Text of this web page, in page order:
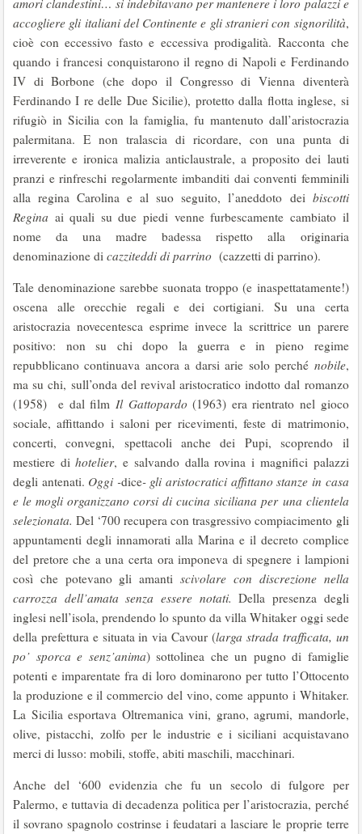
amori clandestini… si indebitavano per mantenere i loro palazzi e
accogliere gli italiani del Continente e gli stranieri con signorilità,
cioè con eccessivo fasto e eccessiva prodigalità. Racconta che
quando i francesi conquistarono il regno di Napoli e Ferdinando
IV di Borbone (che dopo il Congresso di Vienna diventerà
Ferdinando I re delle Due Sicilie), protetto dalla flotta inglese, si
rifugiò in Sicilia con la famiglia, fu mantenuto dall’aristocrazia
palermitana. E non tralascia di ricordare, con una punta di
irreverente e ironica malizia anticlaustrale, a proposito dei lauti
pranzi e rinfreschi regolarmente imbanditi dai conventi femminili
alla regina Carolina e al suo seguito, l’aneddoto dei biscotti
Regina ai quali su due piedi venne furbescamente cambiato il
nome da una madre badessa rispetto alla originaria
denominazione di cazziteddi di parrino (cazzetti di parrino).
Tale denominazione sarebbe suonata troppo (e inaspettatamente!)
oscena alle orecchie regali e dei cortigiani. Su una certa
aristocrazia novecentesca esprime invece la scrittrice un parere
positivo: non su chi dopo la guerra e in pieno regime
repubblicano continuava ancora a darsi arie solo perché nobile,
ma su chi, sull’onda del revival aristocratico indotto dal romanzo
(1958) e dal film Il Gattopardo (1963) era rientrato nel gioco
sociale, affittando i saloni per ricevimenti, feste di matrimonio,
concerti, convegni, spettacoli anche dei Pupi, scoprendo il
mestiere dihotelier, e salvando dalla rovina i magnifici palazzi
degli antenati. Oggi -dice- gli aristocratici affittano stanze in casa
e le mogli organizzano corsi di cucina siciliana per una clientela
selezionata.Del ‘700 recupera con trasgressivo compiacimento gli
appuntamenti degli innamorati alla Marina e il decreto complice
del pretore che a una certa ora imponeva di spegnere i lampioni
così che potevano gli amantiscivolare con discrezione nella
carrozza dell’amata senza essere notati.Della presenza degli
inglesi nell’isola, prendendo lo spunto da villa Whitaker oggi sede
della prefettura e situata in via Cavour (larga strada trafficata, un
po’ sporca e senz’anima) sottolinea che un pugno di famiglie
potenti e imparentate fra di loro dominarono per tutto l’Ottocento
la produzione e il commercio del vino, come appunto i Whitaker.
La Sicilia esportava Oltremanica vini, grano, agrumi, mandorle,
olive, pistacchi, zolfo per le industrie e i siciliani acquistavano
merci di lusso: mobili, stoffe, abiti maschili, macchinari.
Anche del ‘600 evidenzia che fu un secolo di fulgore per
Palermo, e tuttavia di decadenza politica per l’aristocrazia, perché
il sovrano spagnolo costrinse i feudatari a lasciare le proprie terre